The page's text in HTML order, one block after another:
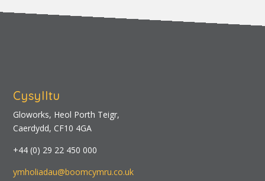
Cysylltu
Gloworks, Heol Porth Teigr,
Caerdydd, CF10 4GA
+44 (0) 29 22 450 000
ymholiadau@boomcymru.co.uk